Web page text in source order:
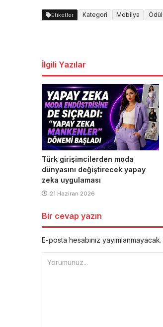
Etiketler Kategori Mobilya Ödül
İlgili Yazılar
Türk girişimcilerden moda
dünyasını değiştirecek yapay
zeka uygulaması
21 Haziran 2026
Bir cevap yazın
E-posta hesabınız yayımlanmayacak.